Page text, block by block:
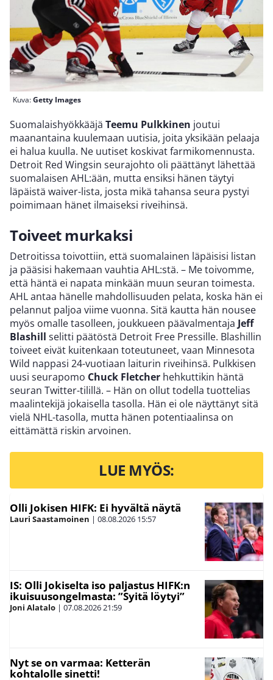
Kuva:Getty Images
Suomalaishyökkääjä Teemu Pulkkinen joutui
maanantaina kuulemaan uutisia, joita yksikään pelaaja
ei halua kuulla. Ne uutiset koskivat farmikomennusta.
Detroit Red Wingsin seurajohto oli päättänyt lähettää
suomalaisen AHL:ään, mutta ensiksi hänen täytyi
läpäistä waiver-lista, josta mikä tahansa seura pystyi
poimimaan hänet ilmaiseksi riveihinsä.
Toiveet murkaksi
Detroitissa toivottiin, että suomalainen läpäisisi listan
ja pääsisi hakemaan vauhtia AHL:stä. – Me toivomme,
että häntä ei napata minkään muun seuran toimesta.
AHL antaa hänelle mahdollisuuden pelata, koska hän ei
pelannut paljoa viime vuonna. Sitä kautta hän nousee
myös omalle tasolleen, joukkueen päävalmentaja Jeff
Blashill selitti päätöstä Detroit Free Pressille. Blashillin
toiveet eivät kuitenkaan toteutuneet, vaan Minnesota
Wild nappasi 24-vuotiaan laiturin riveihinsä. Pulkkisen
uusi seurapomo Chuck Fletcher hehkuttikin häntä
seuran Twitter-tilillä. – Hän on ollut todella tuottelias
maalintekijä jokaisella tasolla. Hän ei ole näyttänyt sitä
vielä NHL-tasolla, mutta hänen potentiaalinsa on
eittämättä riskin arvoinen.
LUE MYÖS:
Olli Jokisen HIFK: Ei hyvältä näytä
Lauri Saastamoinen | 08.08.2026 15:57
IS: Olli Jokiselta iso paljastus HIFK:n
ikuisuusongelmasta: ”Syitä löytyi”
Joni Alatalo | 07.08.202621:59
Nyt se on varmaa: Ketterän
kohtalolle sinetti!